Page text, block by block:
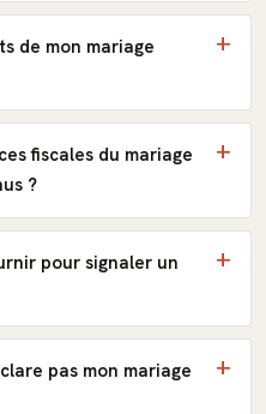
de mon mariage
fiscales du mariage
?
pour signaler un
pas mon mariage